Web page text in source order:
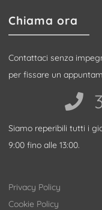
Chiama ora
Contattaci senza
per fissare un
Siamo reperibili tutti i
9:00 fino alle 13:00.
Privacy Policy
Cookie Policy